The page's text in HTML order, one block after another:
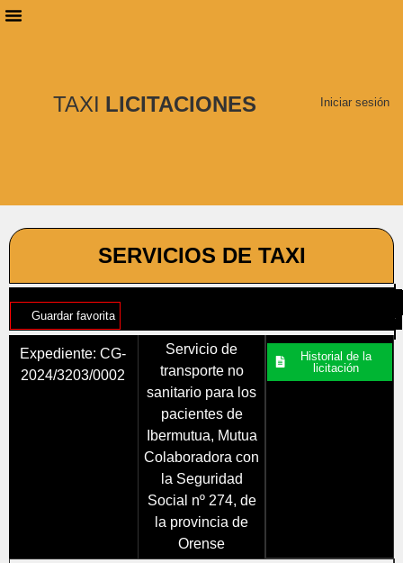
TAXI LICITACIONES Iniciar sesión
SERVICIOS DE TAXI
Guardar favorita
Expediente: CG-
2024/3203/0002
Servicio de
transporte no
sanitario para los
pacientes de
Ibermutua, Mutua
Colaboradora con
la Seguridad
Social nº 274, de
la provincia de
Orense
Historial de la
licitación